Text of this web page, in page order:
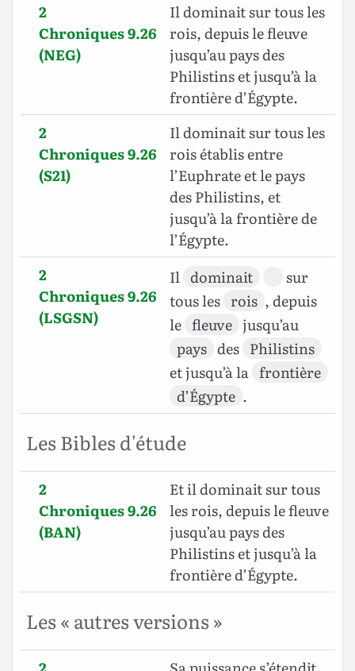
2
Chroniques 9.26
(NEG)
Il dominait sur tous les
rois, depuis le fleuve
jusqu’au pays des
Philistins et jusqu’à la
frontière d’Égypte.
2
Chroniques 9.26
(S21)
Il dominait sur tous les
rois établis entre
l’Euphrate et le pays
des Philistins, et
jusqu’à la frontière de
l’Égypte.
2
Chroniques 9.26
(LSGSN)
Il dominait
sur
tous les rois , depuis
le fleuve jusqu’au
pays des Philistins
et jusqu’à la frontière
d’Égypte .
Les Bibles d'étude
2
Chroniques 9.26
(BAN)
Et il dominait sur tous
les rois, depuis le fleuve
jusqu’au pays des
Philistins et jusqu’à la
frontière d’Égypte.
Les « autres versions »